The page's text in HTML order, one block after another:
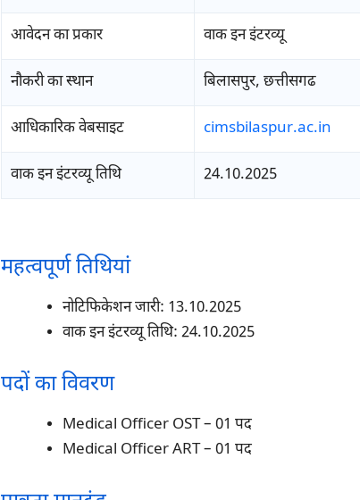
आवेदन का प्रकार वाक इन इंटरव्यू
नौकरी का स्थान बिलासपुर, छत्तीसगढ
आधिकारिक वेबसाइट cimsbilaspur.ac.in
वाक इन इंटरव्यू तिथि 24.10.2025
महत्वपूर्ण तिथियां
नोटिफिकेशन जारी: 13.10.2025
वाक इन इंटरव्यू तिथि: 24.10.2025
पदों का विवरण
Medical Officer OST – 01 पद
Medical Officer ART – 01 पद